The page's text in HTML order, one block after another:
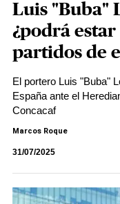
Luis "Buba"
¿podrá
partidos de
El portero Luis "Buba"
España ante el
Concacaf
Marcos Roque
31/07/2025